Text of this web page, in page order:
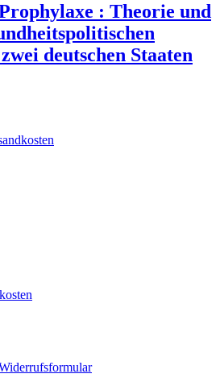
: Theorie und
deutschen Staaten